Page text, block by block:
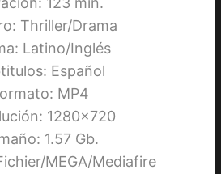
Thriller/Drama
Latino/Inglés
Español
MP4
1280×720
1.57 Gb.
MEGA/Mediafire